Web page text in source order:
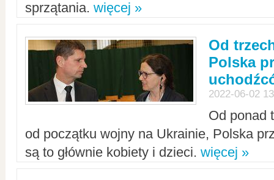
sprzątania. więcej »
Od
Polska
2022-06-02
Od ponad
od początku wojny na Ukrainie, Polska
są to głównie kobiety i dzieci. więcej »